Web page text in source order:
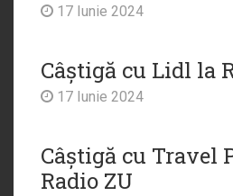
17 Iunie 2024
Câștigă cu Lidl la
17 Iunie 2024
Câștigă cu Travel
Radio ZU